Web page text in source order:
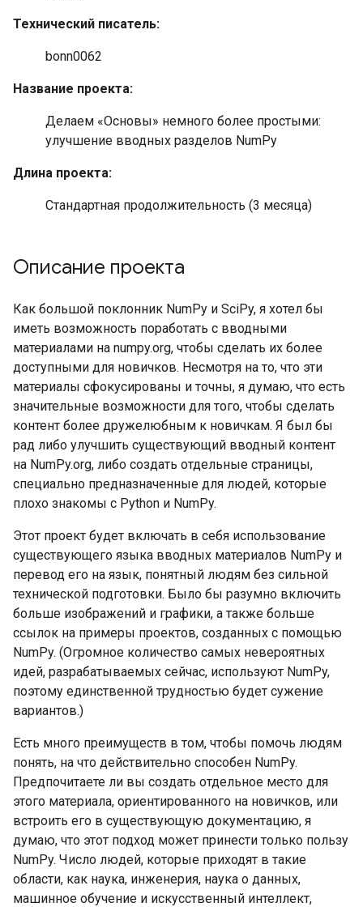
Технический писатель:
bonn0062
Название проекта:
Делаем «Основы» немного более простыми:
улучшение вводных разделов NumPy
Длина проекта:
Стандартная продолжительность (3 месяца)
Описание проекта
Как большой поклонник NumPy и SciPy, я хотел бы
иметь возможность поработать с вводными
материалами на numpy.org, чтобы сделать их более
доступными для новичков. Несмотря на то, что эти
материалы сфокусированы и точны, я думаю, что есть
значительные возможности для того, чтобы сделать
контент более дружелюбным к новичкам. Я был бы
рад либо улучшить существующий вводный контент
на NumPy.org, либо создать отдельные страницы,
специально предназначенные для людей, которые
плохо знакомы с Python и NumPy.
Этот проект будет включать в себя использование
существующего языка вводных материалов NumPy и
перевод его на язык, понятный людям без сильной
технической подготовки. Было бы разумно включить
больше изображений и графики, а также больше
ссылок на примеры проектов, созданных с помощью
NumPy. (Огромное количество самых невероятных
идей, разрабатываемых сейчас, используют NumPy,
поэтому единственной трудностью будет сужение
вариантов.)
Есть много преимуществ в том, чтобы помочь людям
понять, на что действительно способен NumPy.
Предпочитаете ли вы создать отдельное место для
этого материала, ориентированного на новичков, или
встроить его в существующую документацию, я
думаю, что этот подход может принести только пользу
NumPy. Число людей, которые приходят в такие
области, как наука, инженерия, наука о данных,
машинное обучение и искусственный интеллект,